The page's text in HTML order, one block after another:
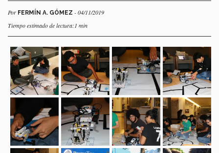
Por FERMÍN A. GÓMEZ - 04/11/2019
Tiempo estimado de lectura:1 min